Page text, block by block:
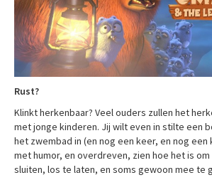
Rust?
Klinkt herkenbaar? Veel ouders zullen het
met jonge kinderen. Jij wilt even in stilte een
het zwembad in (en nog een keer, en nog een
met humor, en overdreven, zien hoe het is
sluiten, los te laten, en soms gewoon mee te